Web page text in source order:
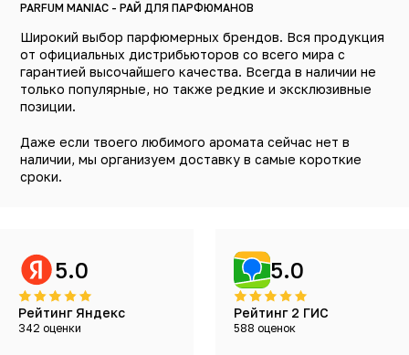
PARFUM MANIAC - РАЙ ДЛЯ ПАРФЮМАНОВ
Широкий выбор парфюмерных брендов. Вся продукция
от официальных дистрибьюторов со всего мира с
гарантией высочайшего качества. Всегда в наличии не
только популярные, но также редкие и эксклюзивные
позиции.
Даже если твоего любимого аромата сейчас нет в
наличии, мы организуем доставку в самые короткие
сроки.
5.0
Рейтинг Яндекс
342 оценки
5.0
Рейтинг 2 ГИС
588 оценок